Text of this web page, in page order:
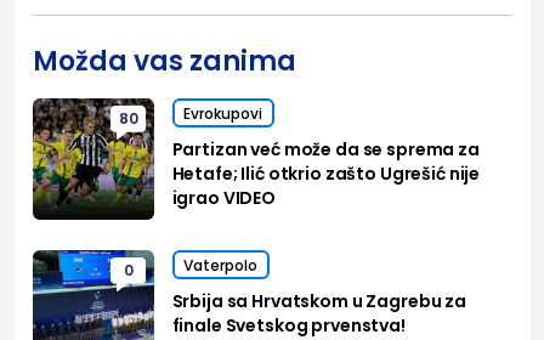
Možda vas zanima
80 Evrokupovi
Partizan već može da se sprema za
Hetafe; Ilić otkrio zašto Ugrešić nije
igrao VIDEO
0 Vaterpolo
Srbija sa Hrvatskom u Zagrebu za
finale Svetskog prvenstva!